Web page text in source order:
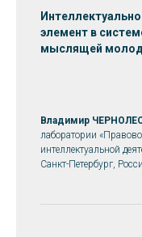
элемент в
мыслящей
Владимир ЧЕРНОЛЕ
лаборатории
интеллектуальной
Санкт-Петербург,